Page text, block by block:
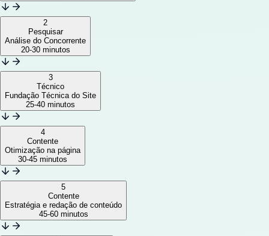
2
Pesquisar
Análise do Concorrente
20-30 minutos
3
Técnico
Fundação Técnica do Site
25-40 minutos
4
Contente
Otimização na página
30-45 minutos
5
Contente
Estratégia e redação de conteúdo
45-60 minutos